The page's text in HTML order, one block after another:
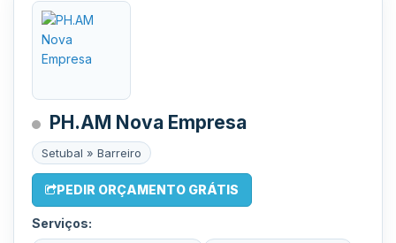
PH.AM Nova Empresa
Setubal » Barreiro
PEDIR ORÇAMENTO GRÁTIS
Serviços: